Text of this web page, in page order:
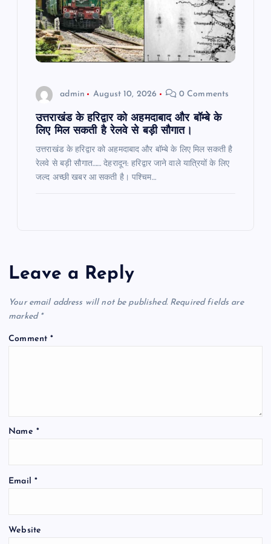
admin August 10, 2026 0 Comments
उत्तराखंड के हरिद्वार को अहमदाबाद और बॉम्बे के
लिए मिल सकती है रेलवे से बड़ी सौगात।
उत्तराखंड के हरिद्वार को अहमदाबाद और बॉम्बे के लिए मिल सकती है
रेलवे से बड़ी सौगात…… देहरादून: हरिद्वार जाने वाले यात्रियों के लिए
जल्द अच्छी खबर आ सकती है। पश्चिम…
Leave a Reply
Your email address will not be published. Required fields are
marked *
Comment*
Name *
Email *
Website